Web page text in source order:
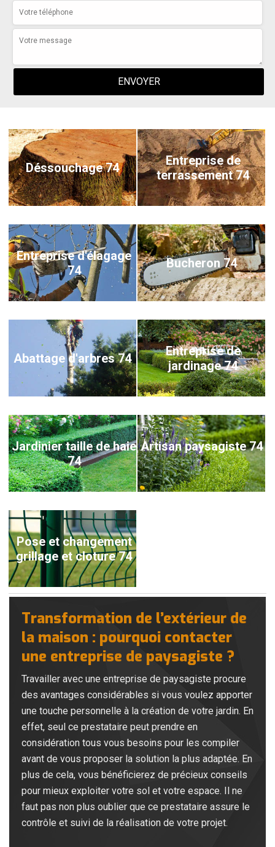
Déssouchage 74
Entreprise de
terrassement 74
Entreprise d'élagage
74
Bucheron 74
Abattage d'arbres 74
Entreprise de
jardinage 74
Jardinier taille de haie
74
Artisan paysagiste 74
Pose et changement
grillage et cloture 74
Transformation de l’extérieur de
la maison : pourquoi contacter
une entreprise de paysagiste ?
Travailler avec une entreprise de paysagiste procure
des avantages considérables si vous voulez apporter
une touche personnelle à la création de votre jardin. En
effet, seul ce prestataire peut prendre en
considération tous vous besoins pour les compiler
avant de vous proposer la solution la plus adaptée. En
plus de cela, vous bénéficierez de précieux conseils
pour mieux exploiter votre sol et votre espace. Il ne
faut pas non plus oublier que ce prestataire assure le
contrôle et suivi de la réalisation de votre projet.